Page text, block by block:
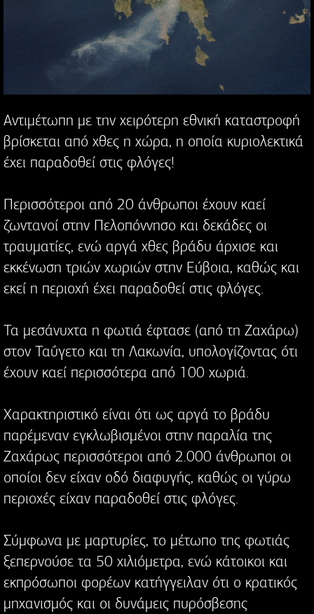
Αντιμέτωπη με την χειρότερη εθνική καταστροφή
βρίσκεται από χθες η χώρα, η οποία κυριολεκτικά
έχει παραδοθεί στις φλόγες!
Περισσότεροι από 20 άνθρωποι έχουν καεί
ζωντανοί στην Πελοπόννησο και δεκάδες οι
τραυματίες, ενώ αργά χθες βράδυ άρχισε και
εκκένωση τριών χωριών στην Εύβοια, καθώς και
εκεί η περιοχή έχει παραδοθεί στις φλόγες.
Τα μεσάνυχτα η φωτιά έφτασε (από τη Ζαχάρω)
στον Ταΰγετο και τη Λακωνία, υπολογίζοντας ότι
έχουν καεί περισσότερα από 100 χωριά.
Χαρακτηριστικό είναι ότι ως αργά το βράδυ
παρέμεναν εγκλωβισμένοι στην παραλία της
Ζαχάρως περισσότεροι από 2.000 άνθρωποι οι
οποίοι δεν είχαν οδό διαφυγής, καθώς οι γύρω
περιοχές είχαν παραδοθεί στις φλόγες.
Σύμφωνα με μαρτυρίες, το μέτωπο της φωτιάς
ξεπερνούσε τα 50 χιλιόμετρα, ενώ κάτοικοι και
εκπρόσωποι φορέων κατήγγειλαν ότι ο κρατικός
μηχανισμός και οι δυνάμεις πυρόσβεσης